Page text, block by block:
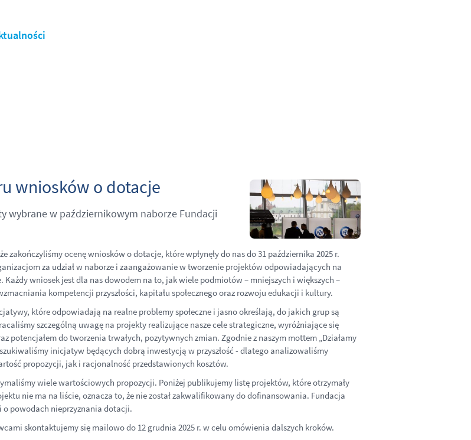
wniosków o dotacje
wybrane w październikowym naborze Fundacji
zakończyliśmy ocenę wniosków o dotacje, które wpłynęły do nas do 31 października 2025 r.
za udział w naborze i zaangażowanie w tworzenie projektów odpowiadających na
Każdy wniosek jest dla nas dowodem na to, jak wiele podmiotów – mniejszych i większych –
kompetencji przyszłości, kapitału społecznego oraz rozwoju edukacji i kultury.
które odpowiadają na realne problemy społeczne i jasno określają, do jakich grup są
szczególną uwagę na projekty realizujące nasze cele strategiczne, wyróżniające się
potencjałem do tworzenia trwałych, pozytywnych zmian. Zgodnie z naszym mottem „Działamy
inicjatyw będących dobrą inwestycją w przyszłość - dlatego analizowaliśmy
propozycji, jak i racjonalność przedstawionych kosztów.
wiele wartościowych propozycji. Poniżej publikujemy listę projektów, które otrzymały
nie ma na liście, oznacza to, że nie został zakwalifikowany do dofinansowania. Fundacja
o powodach nieprzyznania dotacji.
skontaktujemy się mailowo do 12 grudnia 2025 r. w celu omówienia dalszych kroków.